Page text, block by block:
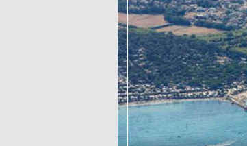
Equipements
Salons
Economie
Yachting